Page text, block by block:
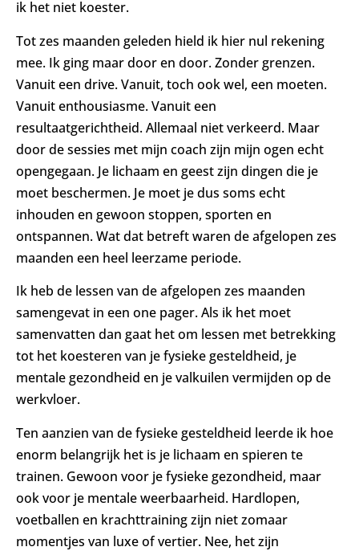
ik het niet koester.
Tot zes maanden geleden hield ik hier nul rekening
mee. Ik ging maar door en door. Zonder grenzen.
Vanuit een drive. Vanuit, toch ook wel, een moeten.
Vanuit enthousiasme. Vanuit een
resultaatgerichtheid. Allemaal niet verkeerd. Maar
door de sessies met mijn coach zijn mijn ogen echt
opengegaan. Je lichaam en geest zijn dingen die je
moet beschermen. Je moet je dus soms echt
inhouden en gewoon stoppen, sporten en
ontspannen. Wat dat betreft waren de afgelopen zes
maanden een heel leerzame periode.
Ik heb de lessen van de afgelopen zes maanden
samengevat in een one pager. Als ik het moet
samenvatten dan gaat het om lessen met betrekking
tot het koesteren van je fysieke gesteldheid, je
mentale gezondheid en je valkuilen vermijden op de
werkvloer.
Ten aanzien van de fysieke gesteldheid leerde ik hoe
enorm belangrijk het is je lichaam en spieren te
trainen. Gewoon voor je fysieke gezondheid, maar
ook voor je mentale weerbaarheid. Hardlopen,
voetballen en krachttraining zijn niet zomaar
momentjes van luxe of vertier. Nee, het zijn